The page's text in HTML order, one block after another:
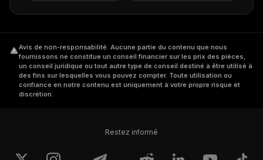
Avis de non-responsabilité. Aucune partie du contenu que nous
fournissons ne constitue un conseil financier sur les prix des pièces,
un conseil juridique ou tout autre type de conseil destiné à être utilisé à
des fins sur lesquelles vous pouvez compter. Toute utilisation ou
confiance en notre contenu est uniquement à votre propre risque et
discrétion.
Restez informé